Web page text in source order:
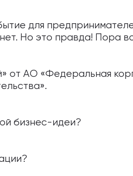
для
Но это правда! Пора
от АО «Федеральная
бизнес-идеи?